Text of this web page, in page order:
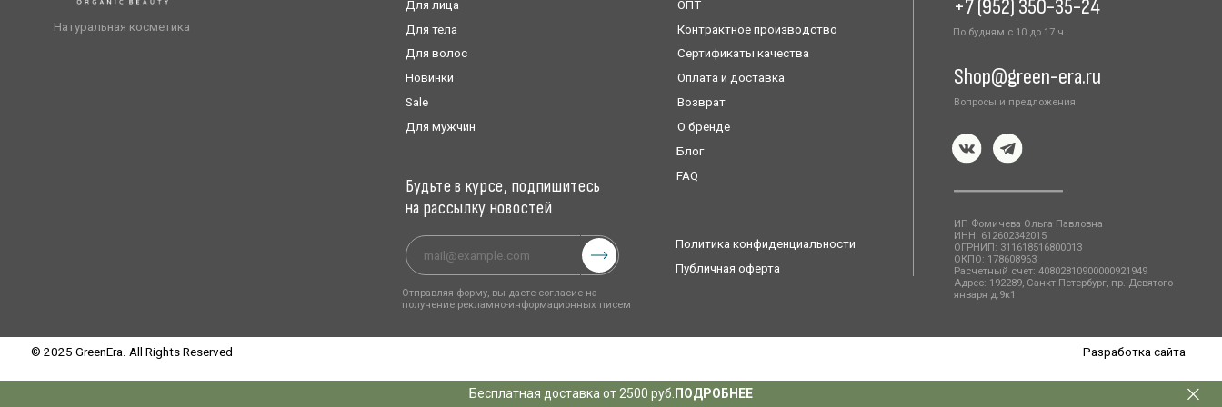
получение рекламно-информационных писем
Бесплатная доставка от 2500 руб. ПОДРОБНЕЕ